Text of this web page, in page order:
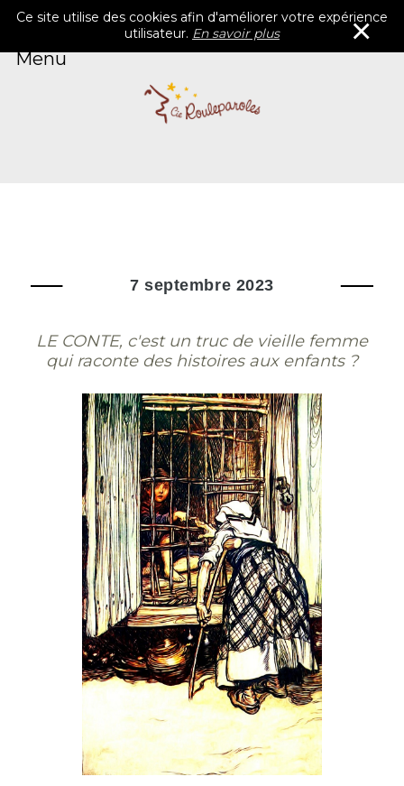
Ce site utilise des cookies afin d'améliorer votre expérience
utilisateur. En savoir plus ×
Menu
Rouleparoles
Catalogue
Blog
7 septembre 2023
LE CONTE, c'est un truc de vieille femme
qui raconte des histoires aux enfants ?